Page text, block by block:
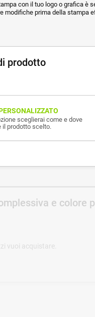
con il tuo logo o grafica è
modifiche prima della stampa
prodotto
sceglierai come e dove
il prodotto scelto.
e colore
vuoi acquistare.